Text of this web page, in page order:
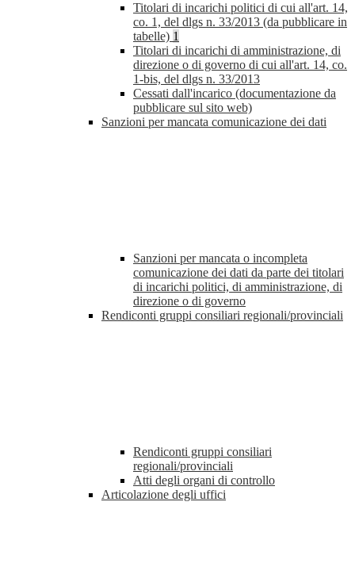
Titolari di incarichi politici di cui all'art. 14,
co. 1, del dlgs n. 33/2013 (da pubblicare in
tabelle) 1
Titolari di incarichi di amministrazione, di
direzione o di governo di cui all'art. 14, co.
1-bis, del dlgs n. 33/2013
Cessati dall'incarico (documentazione da
pubblicare sul sito web)
Sanzioni per mancata comunicazione dei dati
Sanzioni per mancata o incompleta
comunicazione dei dati da parte dei titolari
di incarichi politici, di amministrazione, di
direzione o di governo
Rendiconti gruppi consiliari regionali/provinciali
Rendiconti gruppi consiliari
regionali/provinciali
Atti degli organi di controllo
Articolazione degli uffici